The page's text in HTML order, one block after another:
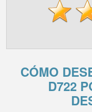
CÓMO
D722